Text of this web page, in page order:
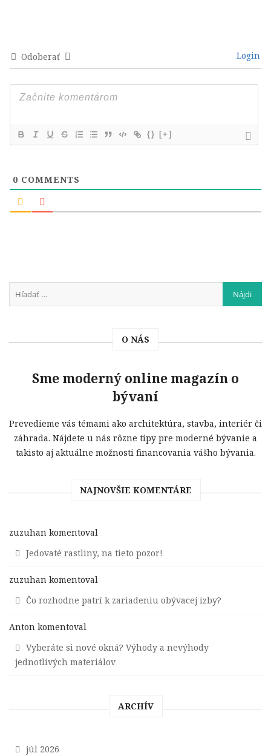
Odoberať Login
{} [+]
0 COMMENTS
O NÁS
Sme moderný online magazín o
bývaní
Prevedieme vás témami ako architektúra, stavba, interiér či
záhrada. Nájdete u nás rôzne tipy pre moderné bývanie a
takisto aj aktuálne možnosti financovania vášho bývania.
NAJNOVŠIE KOMENTÁRE
zuzuhan komentoval
Jedovaté rastliny, na tieto pozor!
zuzuhan komentoval
Čo rozhodne patrí k zariadeniu obývacej izby?
Anton komentoval
Vyberáte si nové okná? Výhody a nevýhody
jednotlivých materiálov
ARCHÍV
júl 2026